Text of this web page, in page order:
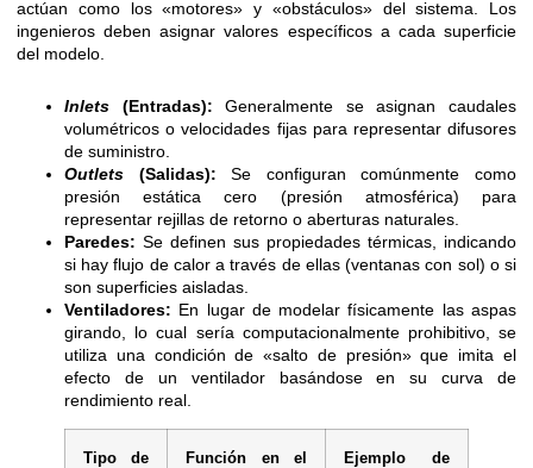
actúan como los «motores» y «obstáculos» del sistema. Los
ingenieros deben asignar valores específicos a cada superficie
del modelo.
Inlets (Entradas): Generalmente se asignan caudales
volumétricos o velocidades fijas para representar difusores
de suministro.
Outlets (Salidas): Se configuran comúnmente como
presión estática cero (presión atmosférica) para
representar rejillas de retorno o aberturas naturales.
Paredes: Se definen sus propiedades térmicas, indicando
si hay flujo de calor a través de ellas (ventanas con sol) o si
son superficies aisladas.
Ventiladores: En lugar de modelar físicamente las aspas
girando, lo cual sería computacionalmente prohibitivo, se
utiliza una condición de «salto de presión» que imita el
efecto de un ventilador basándose en su curva de
rendimiento real.
Tipo de
Función en el
Ejemplo de